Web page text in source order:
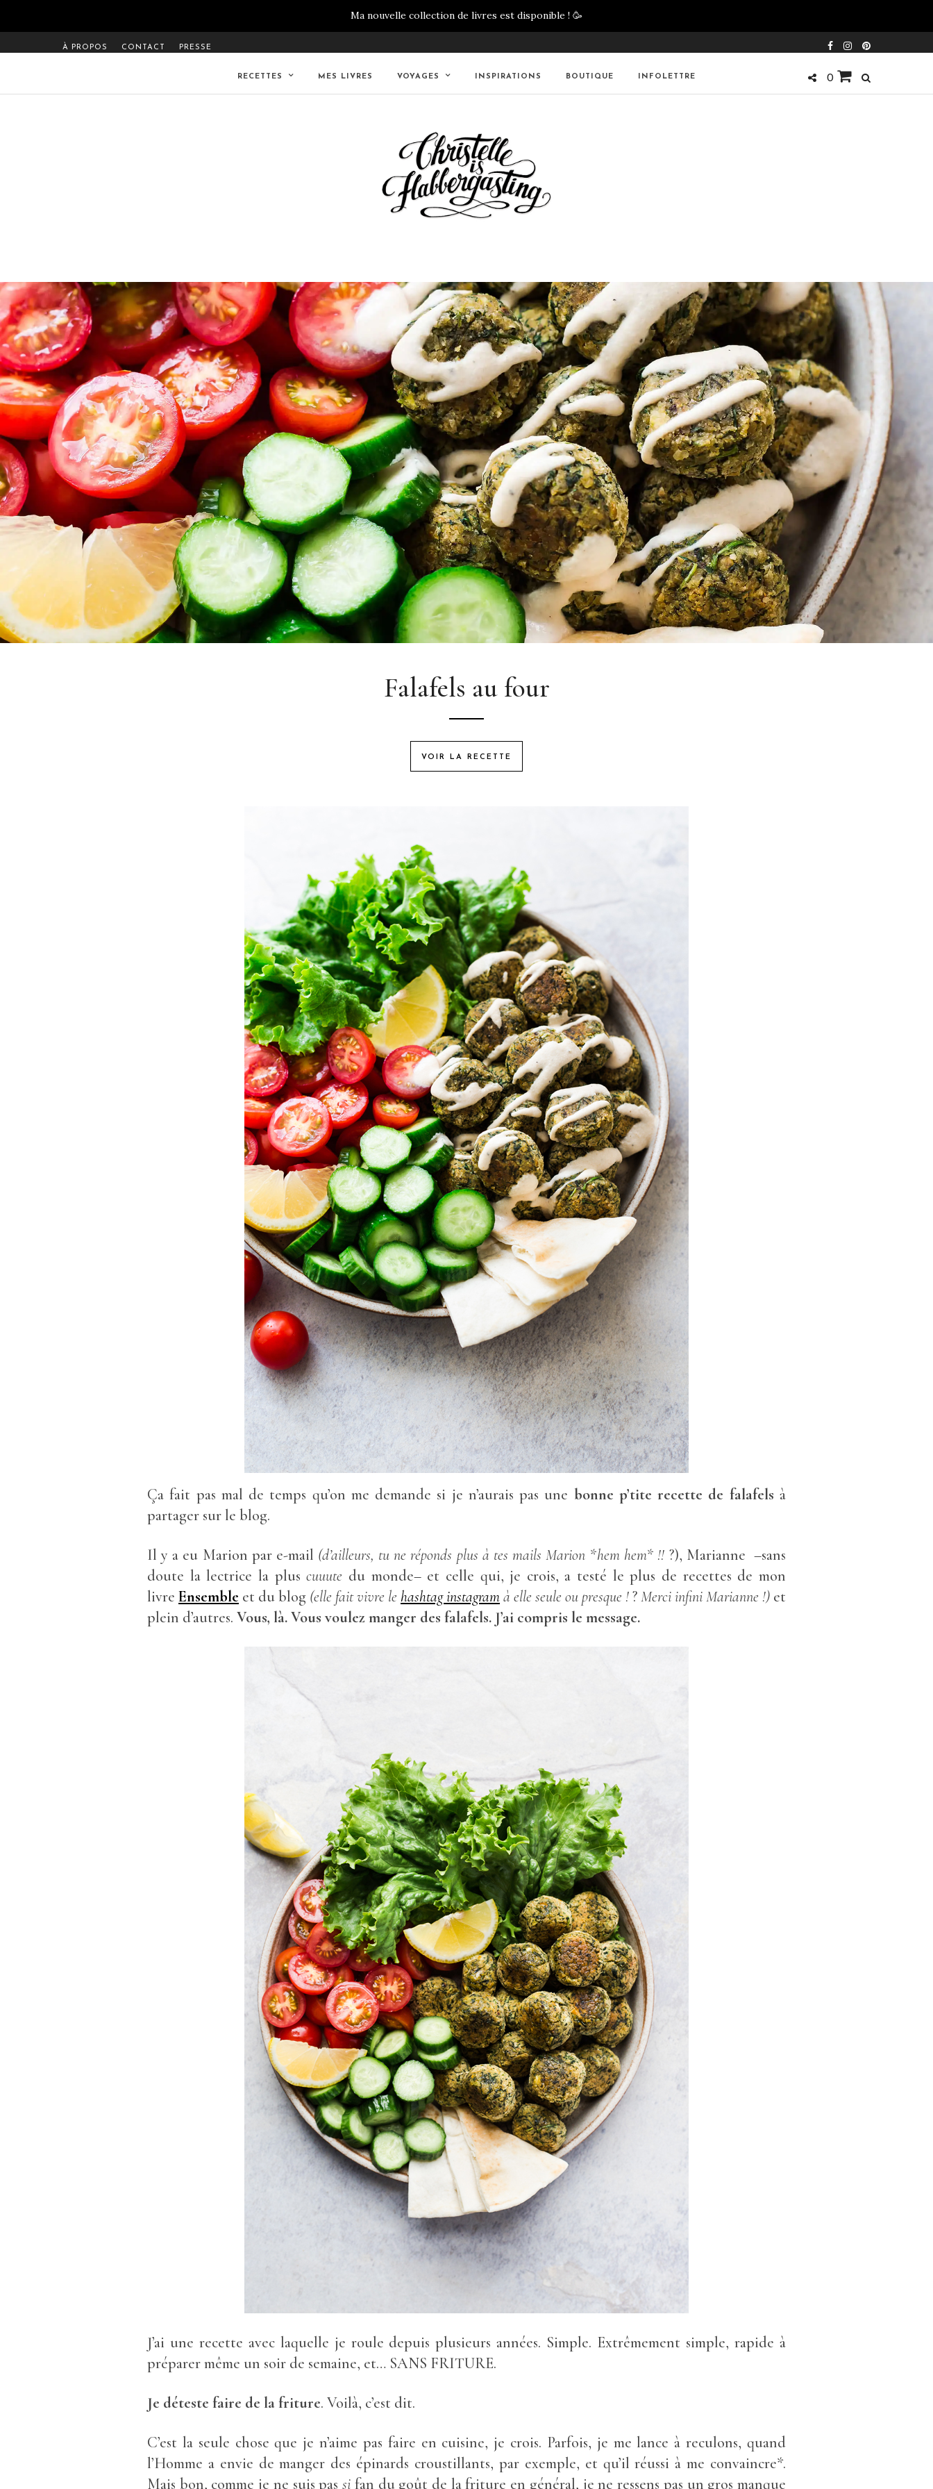
Ma nouvelle collection de livres est disponible ! 🥳
À PROPOS CONTACT PRESSE
RECETTES MES LIVRES VOYAGES INSPIRATIONS BOUTIQUE INFOLETTRE 0
Falafels au four
VOIR LA RECETTE
Ça fait pas mal de temps qu’on me demande si je n’aurais pas une bonne p’tite recette de falafels à
partager sur le blog.
Il y a eu Marion par e-mail (d’ailleurs, tu ne réponds plus à tes mails Marion *hem hem* !! ?), Marianne –sans
doute la lectrice la pluscuuute du monde– et celle qui, je crois, a testé le plus de recettes de mon
livre Ensemble et du blog (elle fait vivre le hashtag instagramà elle seule ou presque !?Merci infini Marianne !) et
plein d’autres. Vous, là. Vous voulez manger des falafels. J’ai compris le message.
J’ai une recette avec laquelle je roule depuis plusieurs années. Simple. Extrêmement simple, rapide à
préparer même un soir de semaine, et… SANS FRITURE.
Je déteste faire de la friture. Voilà, c’est dit.
C’est la seule chose que je n’aime pas faire en cuisine, je crois. Parfois, je me lance à reculons, quand
l’Homme a envie de manger des épinards croustillants, par exemple, et qu’il réussi à me convaincre*.
Mais bon, comme je ne suis passi fan du goût de la friture en général, je ne ressens pas un gros manque